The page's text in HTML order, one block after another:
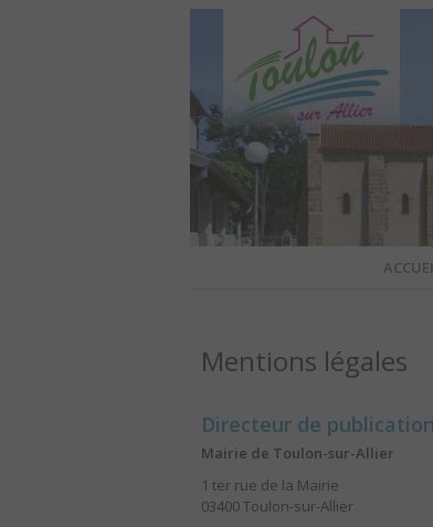
Mentions légales
Directeur de
Mairie de Toulon-sur-Allier
1 ter rue de la Mairie
03400Toulon-sur-Allier